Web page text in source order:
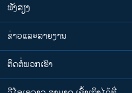
ຟັງສຽງ
ຂ່າວແລະລາຍງານ
ຕິດຕໍ່ພວກເຮົາ